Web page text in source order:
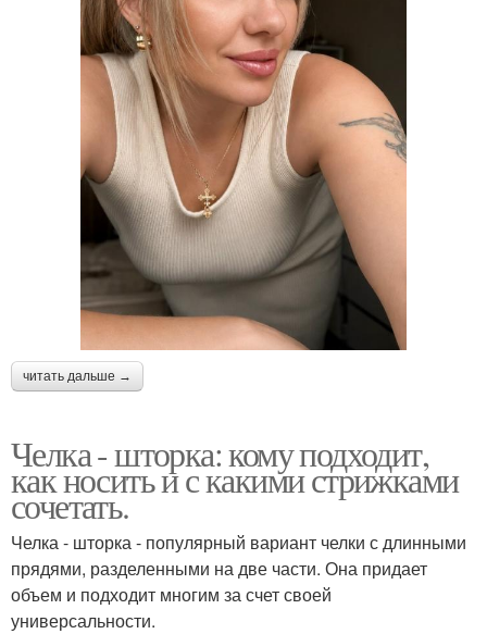
читать дальше →
Челка - шторка: кому подходит,
как носить и с какими стрижками
сочетать.
Челка - шторка - популярный вариант челки с длинными
прядями, разделенными на две части. Она придает
объем и подходит многим за счет своей
универсальности.